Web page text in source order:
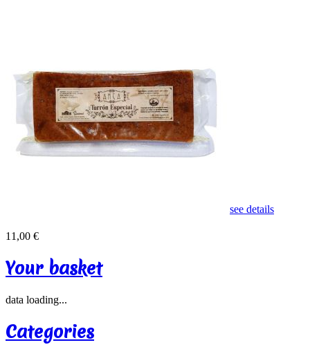
see details
11,00 €
Your basket
data loading...
Categories